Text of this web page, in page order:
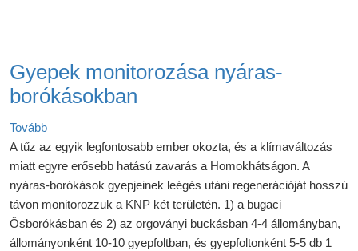
Gyepek monitorozása nyáras-
borókásokban
Tovább(Gyepek monitorozása nyáras-borókásokban)
A tűz az egyik legfontosabb ember okozta, és a klímaváltozás
miatt egyre erősebb hatású zavarás a Homokhátságon. A
nyáras-borókások gyepjeinek leégés utáni regenerációját hosszú
távon monitorozzuk a KNP két területén. 1) a bugaci
Ősborókásban és 2) az orgoványi buckásban 4-4 állományban,
állományonként 10-10 gyepfoltban, és gyepfoltonként 5-5 db 1